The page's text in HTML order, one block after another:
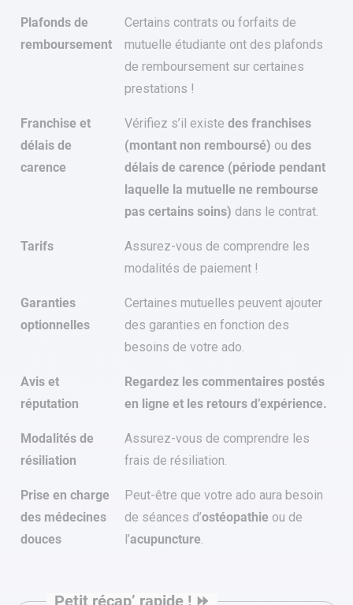
Plafonds de
remboursement
Certains contrats ou forfaits de
mutuelle étudiante ont des plafonds
de remboursement sur certaines
prestations !
Franchise et
délais de
carence
Vérifiez s’il existe des franchises
(montant non remboursé) ou des
délais de carence (période pendant
laquelle la mutuelle ne rembourse
pas certains soins) dans le contrat.
Tarifs
Assurez-vous de comprendre les
modalités de paiement !
Garanties
optionnelles
Certaines mutuelles peuvent ajouter
des garanties en fonction des
besoins de votre ado.
Avis et
réputation
Regardez les commentaires postés
en ligne et les retours d’expérience.
Modalités de
résiliation
Assurez-vous de comprendre les
frais de résiliation.
Prise en charge
des médecines
douces
Peut-être que votre ado aura besoin
de séances d’ostéopathie ou de
l’acupuncture.